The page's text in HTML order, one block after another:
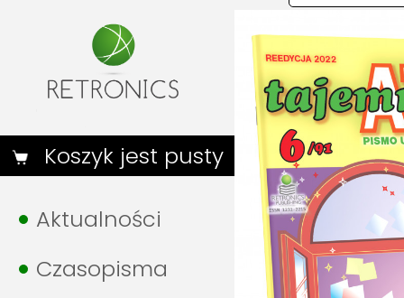
Koszyk jest pusty
Aktualności
Czasopisma